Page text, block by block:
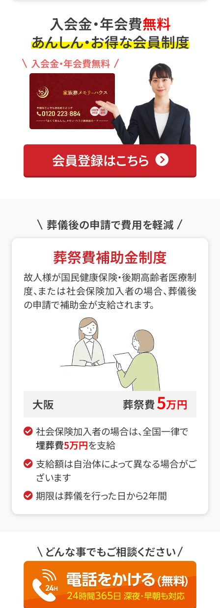
入会金・年会費無料
あんしん・お得な会員制度
入会金・年会費無料
会員登録はこちら
葬儀後の申請で費用を軽減
葬祭費補助金制度
故人様が国民健康保険・後期高齢者医療制
度、または社会保険加入者の場合、葬儀後
の申請で補助金が支給されます。
大阪 葬祭費5万円
社会保険加入者の場合は、全国一律で
埋葬費5万円を支給
支給額は自治体によって異なる場合がご
ざいます
期限は葬儀を行った日から2年間
どんな事でもご相談ください